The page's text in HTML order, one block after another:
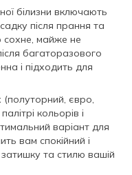
білизни включають
після прання та
сохне, майже не
багаторазового
і підходить для
(полуторний, євро,
кольорів і
варіант для
вам спокійний і
та стилю вашій